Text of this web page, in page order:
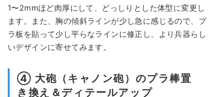
1〜2mmほど肉厚にして、どっしりとした体型に変更し
ます。また、胸の傾斜ラインが少し急に感じるので、プ
ラ板を貼って少し平らなラインに修正し、より兵器らし
いデザインに寄せてみます。
④ 大砲（キャノン砲）のプラ棒置
き換え＆ディテールアップ